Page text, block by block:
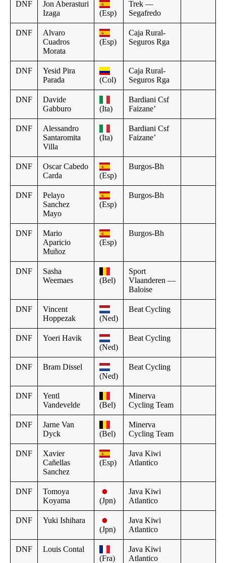
DNF
Jon Aberasturi
Izaga
(Esp)
Trek —
Segafredo
DNF
Alvaro
Cuadros
Morata
(Esp)
Caja Rural-
Seguros Rga
DNF
Yesid Pira
Parada
(Col)
Caja Rural-
Seguros Rga
DNF
Davide
Gabburo
(Ita)
Bardiani Csf
Faizane’
DNF
Alessandro
Santaromita
Villa
(Ita)
Bardiani Csf
Faizane’
DNF
Oscar Cabedo
Carda
(Esp)
Burgos-Bh
DNF
Pelayo
Sanchez
Mayo
(Esp)
Burgos-Bh
DNF
Mario
Aparicio
Muñoz
(Esp)
Burgos-Bh
DNF
Sasha
Weemaes
(Bel)
Sport
Vlaanderen —
Baloise
DNF
Vincent
Hoppezak
(Ned)
Beat Cycling
DNF
Yoeri Havik
(Ned)
Beat Cycling
DNF
Bram Dissel
(Ned)
Beat Cycling
DNF
Yentl
Vandevelde
(Bel)
Minerva
Cycling Team
DNF
Jarne Van
Dyck
(Bel)
Minerva
Cycling Team
DNF
Xavier
Cañellas
Sanchez
(Esp)
Java Kiwi
Atlantico
DNF
Tomoya
Koyama
(Jpn)
Java Kiwi
Atlantico
DNF
Yuki Ishihara
(Jpn)
Java Kiwi
Atlantico
DNF
Louis Contal
(Fra)
Java Kiwi
Atlantico